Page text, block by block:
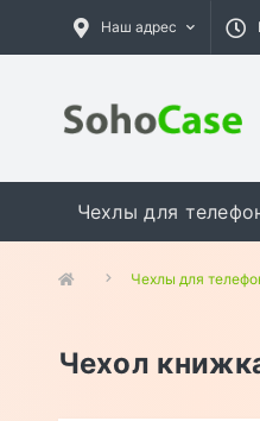
Наш адрес
Чехлы для
GOOGLE MEIZU
Чехлы для
Чехол